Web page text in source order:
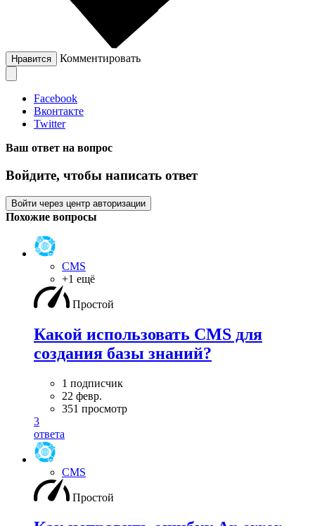
Нравится Комментировать
Facebook
Вконтакте
Twitter
Ваш ответ на вопрос
Войдите, чтобы написать ответ
Войти через центр авторизации
Похожие вопросы
CMS
+1 ещё
Простой
Какой использовать CMS для
создания базы знаний?
1 подписчик
22 февр.
351 просмотр
3
ответа
CMS
Простой